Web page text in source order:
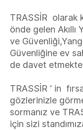
TRASSİR olarak
önde gelen Akıllı
ve
Güvenliğine ev
de davet
TRASSİR ‘ in
gözlerinizle
sormanız ve
için sizi